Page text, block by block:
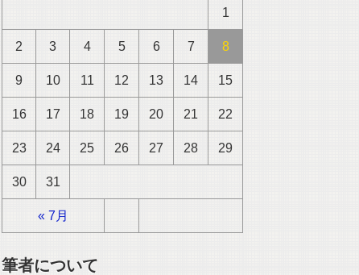
« 7月
1
2 3 4 5 6 7 8
9 10 11 12 13 14 15
16 17 18 19 20 21 22
23 24 25 26 27 28 29
30 31
筆者について